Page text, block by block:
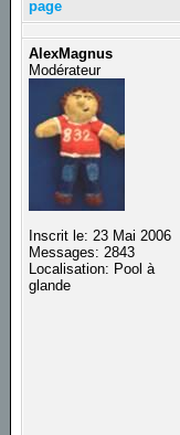
page
AlexMagnus
Modérateur
Inscrit le: 23 Mai 2006
Messages: 2843
Localisation: Pool à
glande